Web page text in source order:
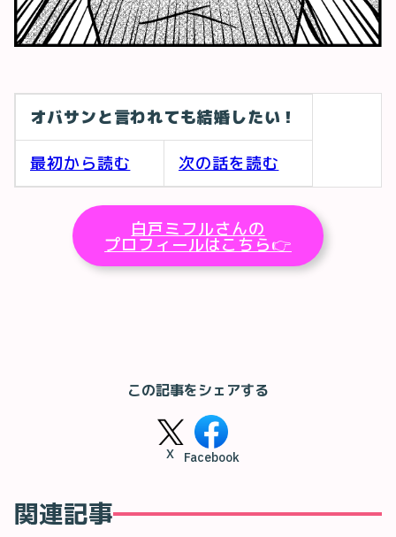
オバサンと言われても結婚したい！
最初から読む 次の話を読む
白戸ミフルさんの
プロフィールはこちら👉
この記事をシェアする
X Facebook
関連記事